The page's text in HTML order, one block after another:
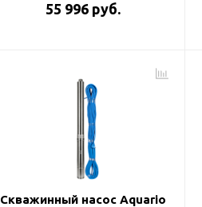
55 996 руб.
Скважинный насос Aquario